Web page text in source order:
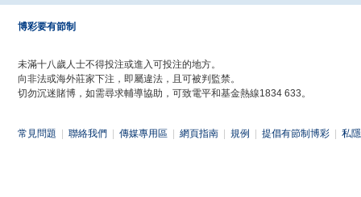
博彩要有節制
未滿十八歲人士不得投注或進入可投注的地方。
向非法或海外莊家下注，即屬違法，且可被判監禁。
切勿沉迷賭博，如需尋求輔導協助，可致電平和基金熱線1834 633。
常見問題 聯絡我們 傳媒專用區 網頁指南 規例 提倡有節制博彩 私